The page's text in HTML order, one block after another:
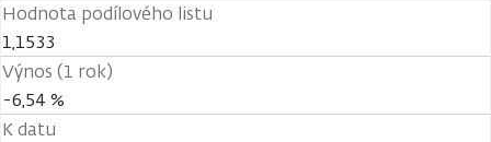
Hodnota podílového listu
1,1533
Výnos (1 rok)
-6,54 %
K datu